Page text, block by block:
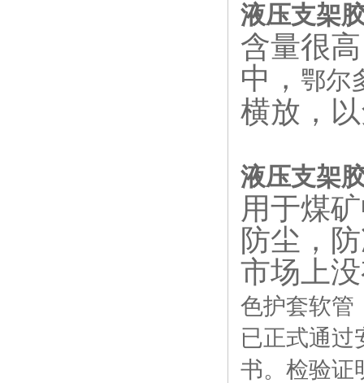
液压支架
含量很
中， 鄂尔
横放，
液压支架
用于煤
防尘，
市场上
色护套软管
已正式通过
书。检验证